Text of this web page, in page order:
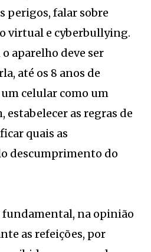
perigos, falar sobre
virtual e cyberbullying.
aparelho deve ser
até os 8 anos de
celular como um
estabelecer as regras de
quais as
descumprimento do
na opinião
as refeições, por